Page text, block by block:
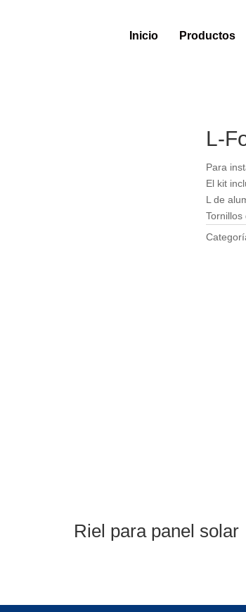
Inicio Productos
L-
Para
El kit
L de
Tornillos
Riel para panel solar